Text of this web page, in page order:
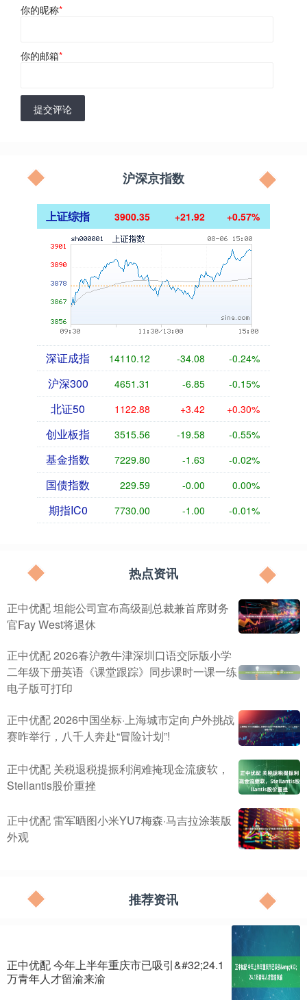
你的昵称*
你的邮箱*
提交评论
沪深京指数
上证综指 3900.35 +21.92 +0.57%
深证成指 14110.12 -34.08 -0.24%
沪深300 4651.31 -6.85 -0.15%
北证50 1122.88 +3.42 +0.30%
创业板指 3515.56 -19.58 -0.55%
基金指数 7229.80 -1.63 -0.02%
国债指数 229.59 -0.00 0.00%
期指IC0 7730.00 -1.00 -0.01%
热点资讯
正中优配 坦能公司宣布高级副总裁兼首席财务
官Fay West将退休
正中优配 2026春沪教牛津深圳口语交际版小学
二年级下册英语《课堂跟踪》同步课时一课一练
电子版可打印
正中优配 2026中国坐标·上海城市定向户外挑战
赛昨举行，八千人奔赴“冒险计划”!
正中优配 关税退税提振利润难掩现金流疲软，
Stellantis股价重挫
正中优配 雷军晒图小米YU7梅森·马吉拉涂装版
外观
推荐资讯
正中优配 今年上半年重庆市已吸引&#32;24.1
万青年人才留渝来渝